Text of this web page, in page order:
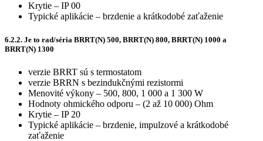
Krytie – IP 00
Typické aplikácie – brzdenie a krátkodobé zaťaženie
6.2.2. Je to rad/séria BRRT(N) 500, BRRT(N) 800, BRRT(N) 1000 a
BRRT(N) 1300
verzie BRRT sú s termostatom
verzie BRRN s bezindukčnými rezistormi
Menovité výkony – 500, 800, 1 000 a 1 300 W
Hodnoty ohmického odporu – (2 až 10 000) Ohm
Krytie – IP 20
Typické aplikácie – brzdenie, impulzové a krátkodobé
zaťaženie